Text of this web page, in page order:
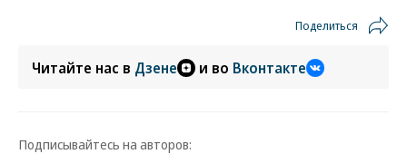
Поделиться
Читайте нас в Дзене и во Вконтакте
Подписывайтесь на авторов: